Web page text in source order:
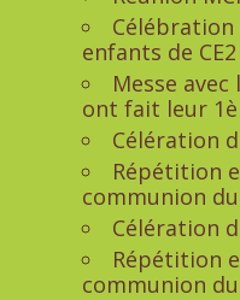
enfants de CE2
Messe
ont fait leur
Célération
Répétition
communion
Célération
Répétition
communion